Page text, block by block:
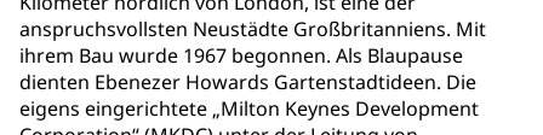
anspruchsvollsten Neustädte Großbritanniens. Mit
ihrem Bau wurde 1967 begonnen. Als Blaupause
dienten Ebenezer Howards Gartenstadtideen. Die
eigens eingerichtete „Milton Keynes Development